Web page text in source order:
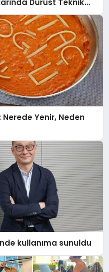
Dürüst Teknik
Yenir, Neden
kullanıma sunuldu